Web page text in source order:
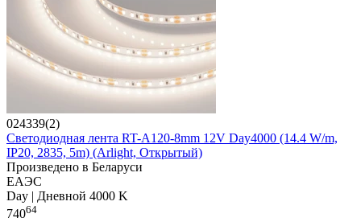
024339(2)
Светодиодная лента RT-A120-8mm 12V Day4000 (14.4 W/m,
IP20, 2835, 5m) (Arlight, Открытый)
Произведено в Беларуси
ЕАЭС
Day | Дневной 4000 K
74064